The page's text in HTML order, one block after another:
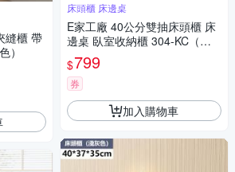
縫櫃 帶
）
床頭櫃 床邊桌
E家工廠 40公分雙抽床頭櫃 床
邊桌 臥室收納櫃 304-KC（賽
杉木色）
$799
券
加入購物車